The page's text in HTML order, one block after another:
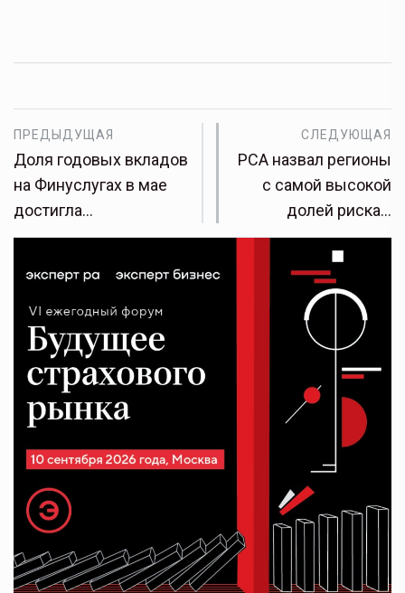
ПРЕДЫДУЩАЯ
Доля годовых вкладов
на Финуслугах в мае
достигла…
СЛЕДУЮЩАЯ
РСА назвал регионы
с самой высокой
долей риска…